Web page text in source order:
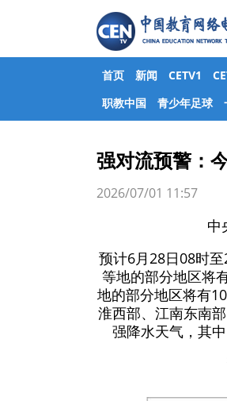
首页 新闻 CETV1
职教中国
青少年足球
强对流预警：
2026/07/01 11:57
中
预计6月28日08时
等地的部分地区将
地的部分地区将有
淮西部、江南东南
强降水天气，其